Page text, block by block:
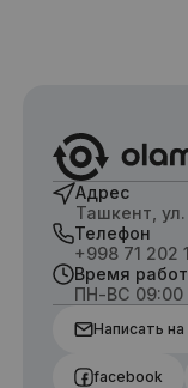
Адрес
Ташкент,
Телефон
+998 71 202
Время
ПН-ВС 09:00
Написать
facebook